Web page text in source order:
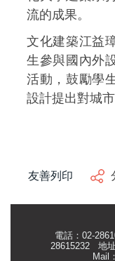
流的成果。
文化建築江益
生參與國內外
活動，鼓勵學
設計提出對城
友善列印
電話：02-
28615232 地
Mail：